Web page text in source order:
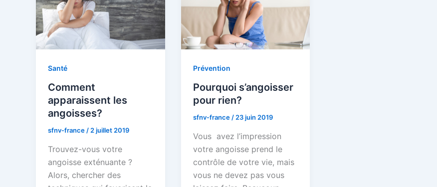
Santé
Comment
apparaissent les
angoisses?
sfnv-france / 2 juillet 2019
Trouvez-vous votre
angoisse exténuante ?
Alors, chercher des
Prévention
Pourquoi s’angoisser
pour rien?
sfnv-france / 23 juin 2019
Vous avez l’impression
votre angoisse prend le
contrôle de votre vie, mais
vous ne devez pas vous